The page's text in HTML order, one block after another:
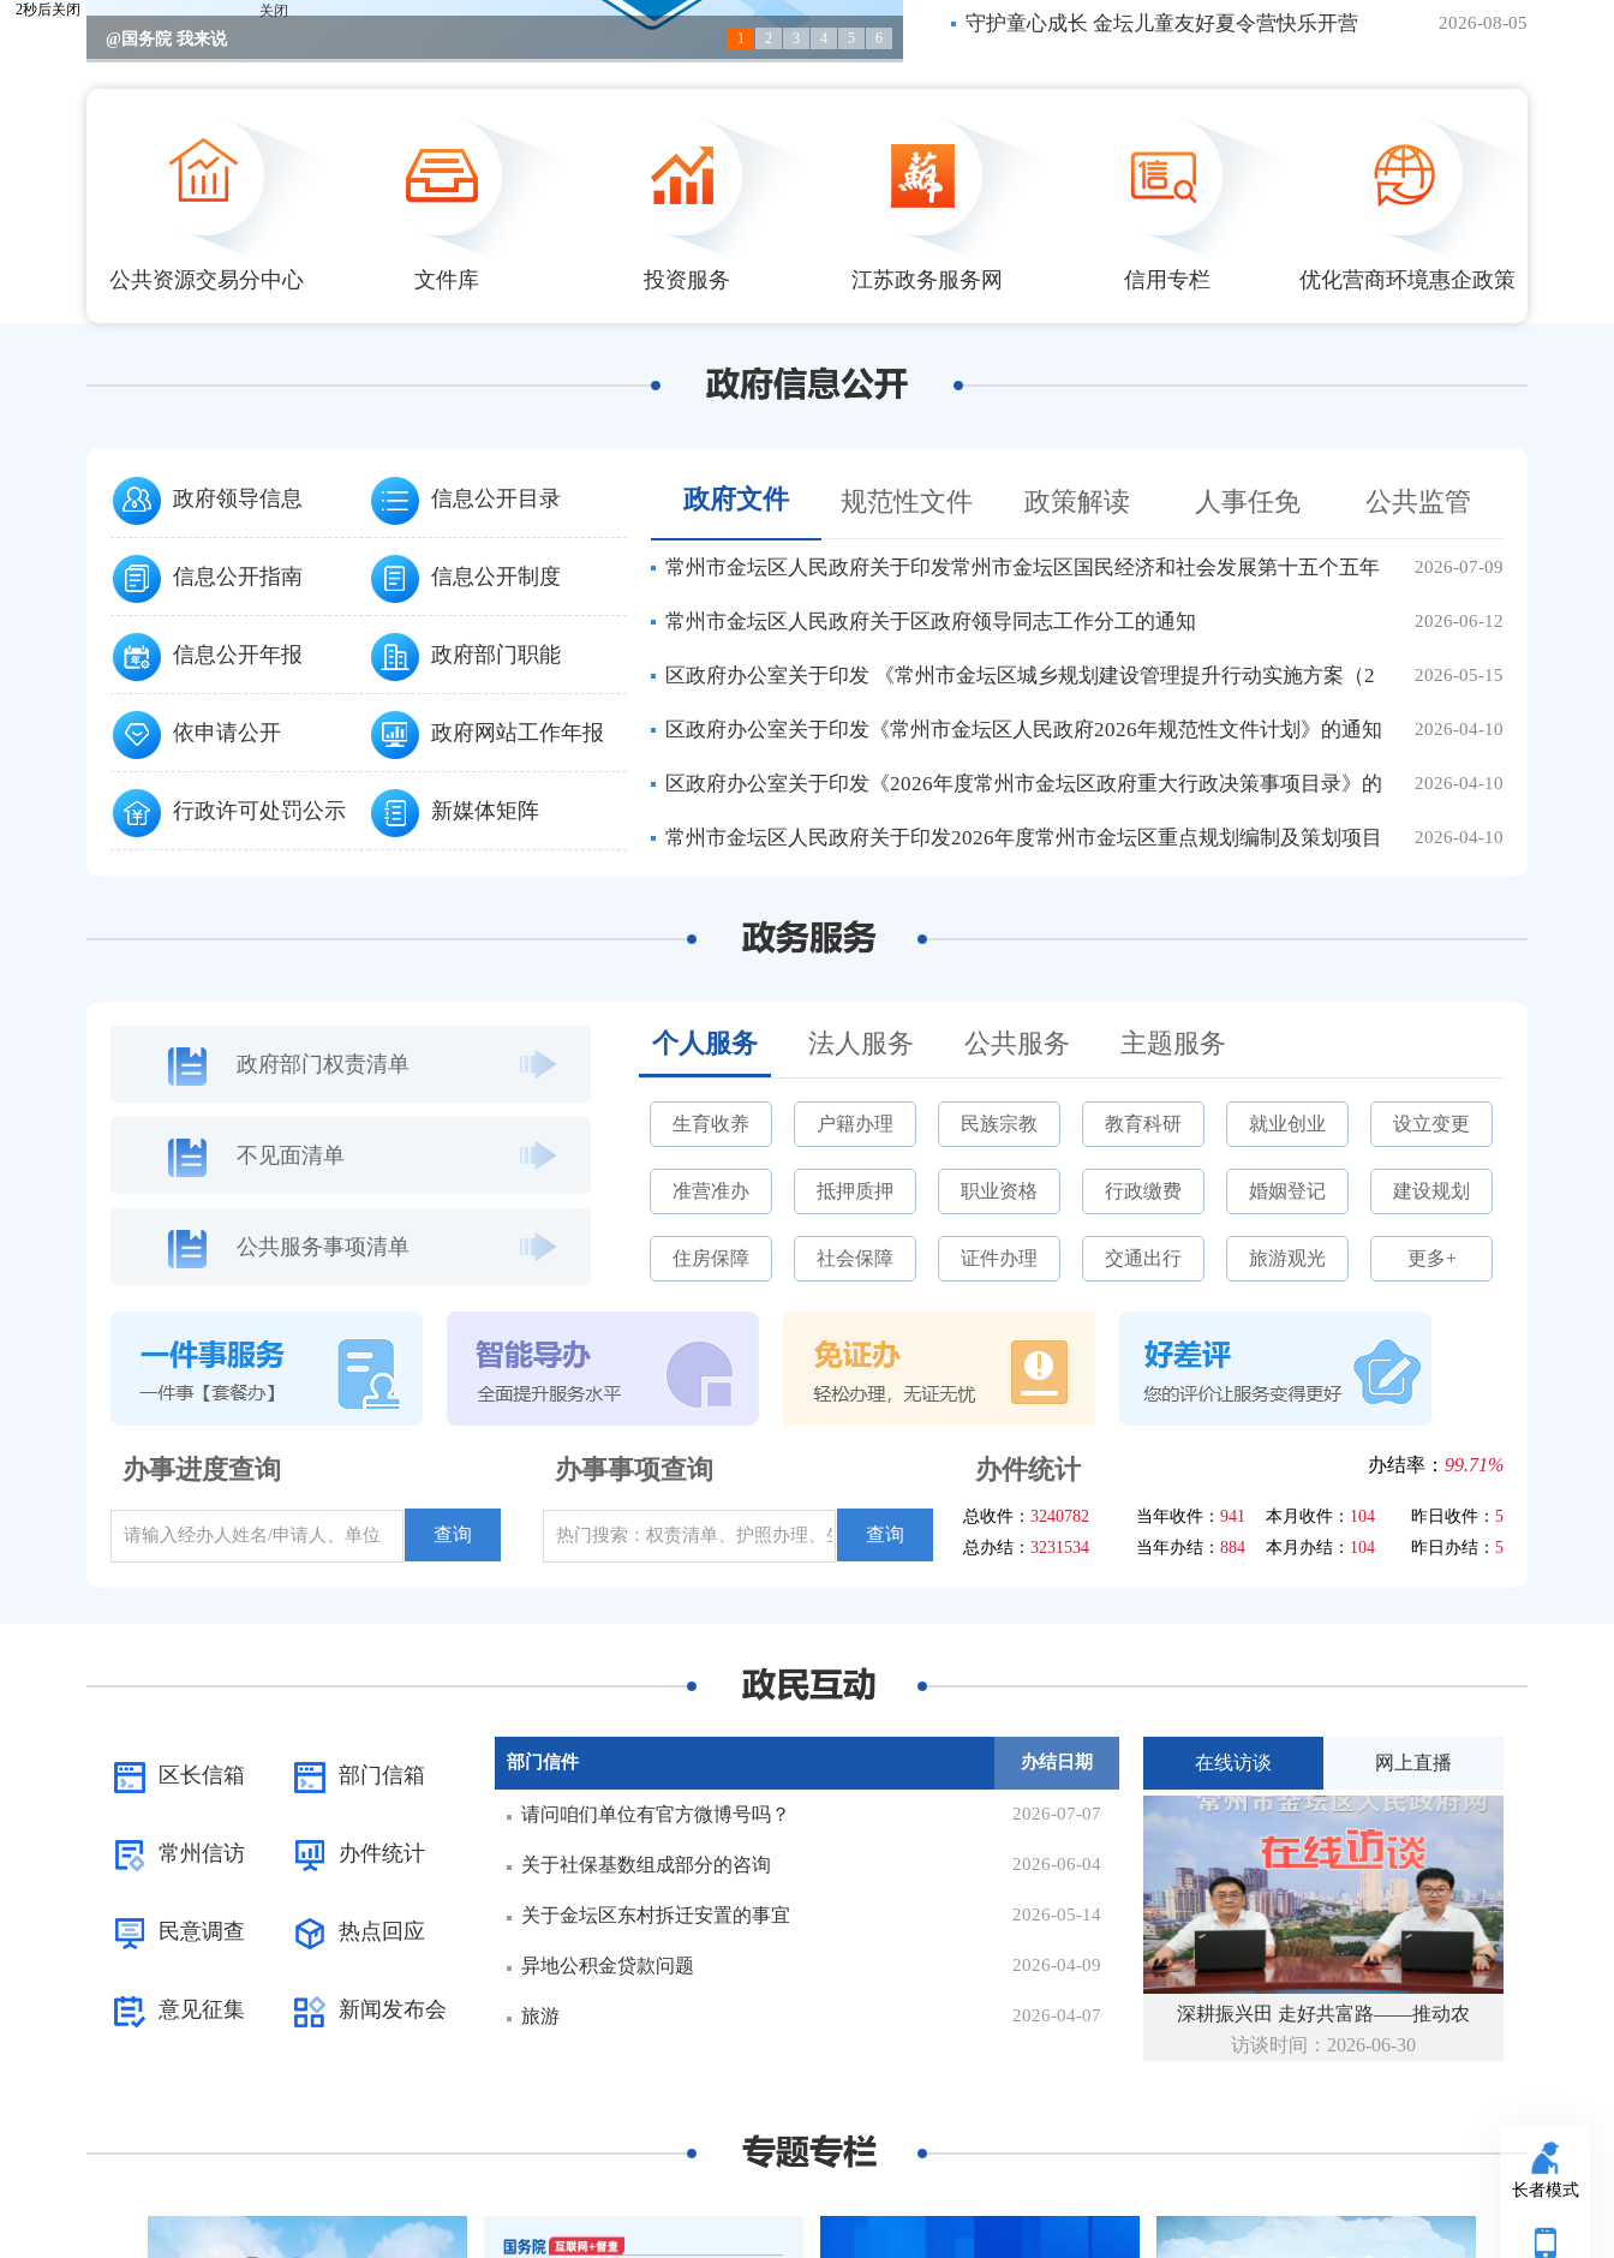
2023年度国务院推动高质量发展综合督查问题线索征集 1 2 3 4 5 6
守护童心成长 金坛儿童友好夏令营快乐开营 2026-08-05
公共资源交易分中心 文件库 投资服务 江苏政务服务网 信用专栏 优化营商环境惠企政策
政府领导信息 信息公开目录
信息公开指南 信息公开制度
信息公开年报 政府部门职能
依申请公开 政府网站工作年报
行政许可处罚公示 新媒体矩阵
政府文件 规范性文件 政策解读 人事任免 公共监管
常州市金坛区人民政府关于印发常州市金坛区国民经济和社会发展第十五个五年 2026-07-09
常州市金坛区人民政府关于区政府领导同志工作分工的通知 2026-06-12
区政府办公室关于印发 《常州市金坛区城乡规划建设管理提升行动实施方案（2 2026-05-15
区政府办公室关于印发《常州市金坛区人民政府2026年规范性文件计划》的通知 2026-04-10
区政府办公室关于印发《2026年度常州市金坛区政府重大行政决策事项目录》的 2026-04-10
常州市金坛区人民政府关于印发2026年度常州市金坛区重点规划编制及策划项目 2026-04-10
政府部门权责清单
不见面清单
公共服务事项清单
个人服务 法人服务 公共服务 主题服务
生育收养 户籍办理 民族宗教 教育科研 就业创业 设立变更
准营准办 抵押质押 职业资格 行政缴费 婚姻登记 建设规划
住房保障 社会保障 证件办理 交通出行 旅游观光 更多+
办事进度查询
查询
办事事项查询
查询
办件统计 办结率： 99.71%
总收件： 3240782 当年收件： 941 本月收件： 104 昨日收件： 5
总办结： 3231534 当年办结： 884 本月办结： 104 昨日办结： 5
区长信箱 部门信箱
常州信访 办件统计
民意调查 热点回应
意见征集 新闻发布会
部门信件 办结日期
请问咱们单位有官方微博号吗？ 2026-07-07
关于社保基数组成部分的咨询 2026-06-04
关于金坛区东村拆迁安置的事宜 2026-05-14
异地公积金贷款问题 2026-04-09
旅游 2026-04-07
在线访谈 网上直播
深耕振兴田 走好共富路——推动农
访谈时间：2026-06-30
长者模式
1秒后关闭 关闭